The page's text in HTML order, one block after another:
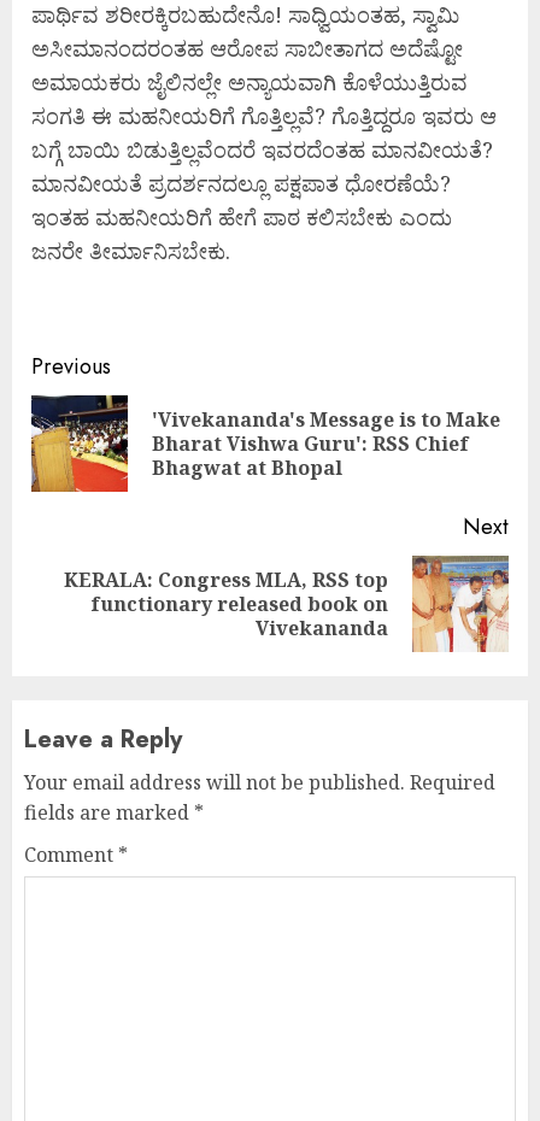
ಪಾರ್ಥಿವ ಶರೀರಕ್ಕಿರಬಹುದೇನೊ! ಸಾಧ್ವಿಯಂತಹ, ಸ್ವಾಮಿ
ಅಸೀಮಾನಂದರಂತಹ ಆರೋಪ ಸಾಬೀತಾಗದ ಅದೆಷ್ಟೋ
ಅಮಾಯಕರು ಜೈಲಿನಲ್ಲೇ ಅನ್ಯಾಯವಾಗಿ ಕೊಳೆಯುತ್ತಿರುವ
ಸಂಗತಿ ಈ ಮಹನೀಯರಿಗೆ ಗೊತ್ತಿಲ್ಲವೆ? ಗೊತ್ತಿದ್ದರೂ ಇವರು ಆ
ಬಗ್ಗೆ ಬಾಯಿ ಬಿಡುತ್ತಿಲ್ಲವೆಂದರೆ ಇವರದೆಂತಹ ಮಾನವೀಯತೆ?
ಮಾನವೀಯತೆ ಪ್ರದರ್ಶನದಲ್ಲೂ ಪಕ್ಷಪಾತ ಧೋರಣೆಯೆ?
ಇಂತಹ ಮಹನೀಯರಿಗೆ ಹೇಗೆ ಪಾಠ ಕಲಿಸಬೇಕು ಎಂದು
ಜನರೇ ತೀರ್ಮಾನಿಸಬೇಕು.
Continue
Reading
Previous
'Vivekananda's Message is to Make
Bharat Vishwa Guru': RSS Chief
Bhagwat at Bhopal
Next
Next
KERALA: Congress MLA, RSS top
functionary released book on
Vivekananda
Leave a Reply
Your email address will not be published. Required
fields are marked *
Comment *